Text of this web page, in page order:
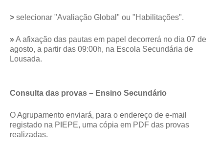
> selecionar "Avaliação Global" ou "Habilitações".
»A afixação das pautas em papel decorrerá no dia 07 de
agosto, a partir das 09:00h, na Escola Secundária de
Lousada.
Consulta das provas – Ensino Secundário
O Agrupamento enviará, para o endereço de e-mail
registado na PIEPE, uma cópia em PDF das provas
realizadas.